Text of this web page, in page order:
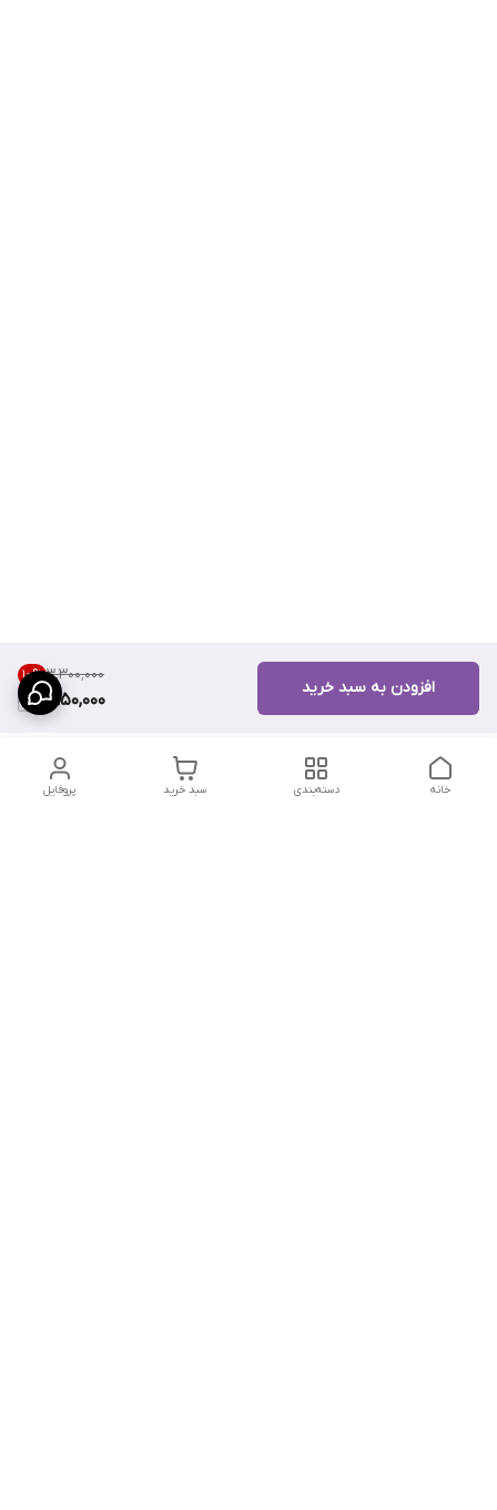
۳٬۳۰۰٬۰۰۰ 10%
2,950,000
افزودن به سبد خرید
پروفایل سبد خرید دسته‌بندی خانه